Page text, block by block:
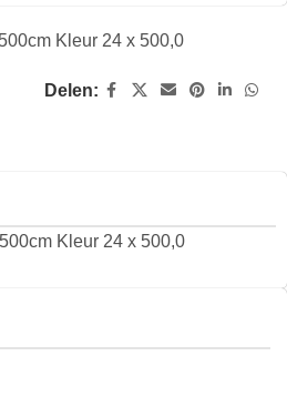
Kleur 24 x 500,0
Delen:
Kleur 24 x 500,0